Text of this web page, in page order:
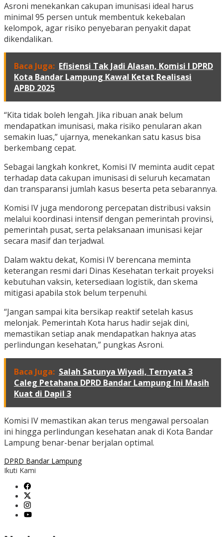
Asroni menekankan cakupan imunisasi ideal harus
minimal 95 persen untuk membentuk kekebalan
kelompok, agar risiko penyebaran penyakit dapat
dikendalikan.
Baca Juga: Efisiensi Tak Jadi Alasan, Komisi I DPRD
Kota Bandar Lampung Kawal Ketat Realisasi
APBD 2025
“Kita tidak boleh lengah. Jika ribuan anak belum
mendapatkan imunisasi, maka risiko penularan akan
semakin luas,” ujarnya, menekankan satu kasus bisa
berkembang cepat.
Sebagai langkah konkret, Komisi IV meminta audit cepat
terhadap data cakupan imunisasi di seluruh kecamatan
dan transparansi jumlah kasus beserta peta sebarannya.
Komisi IV juga mendorong percepatan distribusi vaksin
melalui koordinasi intensif dengan pemerintah provinsi,
pemerintah pusat, serta pelaksanaan imunisasi kejar
secara masif dan terjadwal.
Dalam waktu dekat, Komisi IV berencana meminta
keterangan resmi dari Dinas Kesehatan terkait proyeksi
kebutuhan vaksin, ketersediaan logistik, dan skema
mitigasi apabila stok belum terpenuhi.
“Jangan sampai kita bersikap reaktif setelah kasus
melonjak. Pemerintah Kota harus hadir sejak dini,
memastikan setiap anak mendapatkan haknya atas
perlindungan kesehatan,” pungkas Asroni.
Baca Juga: Salah Satunya Wiyadi, Ternyata 3
Caleg Petahana DPRD Bandar Lampung Ini Masih
Kuat di Dapil 3
Komisi IV memastikan akan terus mengawal persoalan
ini hingga perlindungan kesehatan anak di Kota Bandar
Lampung benar-benar berjalan optimal.
DPRD Bandar Lampung
Ikuti Kami